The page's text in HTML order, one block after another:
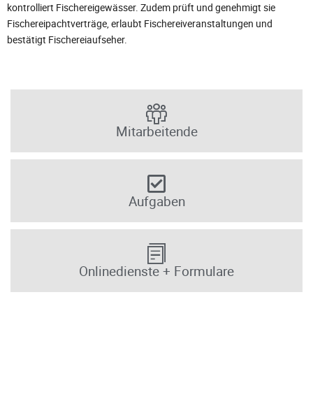
kontrolliert Fischereigewässer. Zudem prüft und genehmigt sie
Fischereipachtverträge, erlaubt Fischereiveranstaltungen und
bestätigt Fischereiaufseher.
Mitarbeitende
Aufgaben
Onlinedienste + Formulare